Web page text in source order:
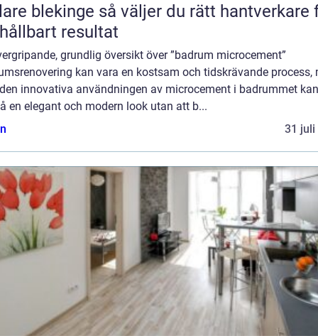
så väljer du rätt hantverkare för
resultat
grundlig översikt över ”badrum microcement”
kan vara en kostsam och tidskrävande process,
innovativa användningen av microcement i badrummet
en elegant och modern look utan att b...
31 juli